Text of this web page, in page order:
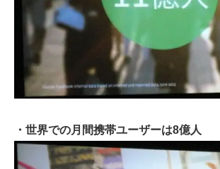
・世界での月間携帯ユーザーは8億人